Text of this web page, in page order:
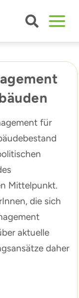
für
Mittelpunkt.
die sich
aktuelle
daher